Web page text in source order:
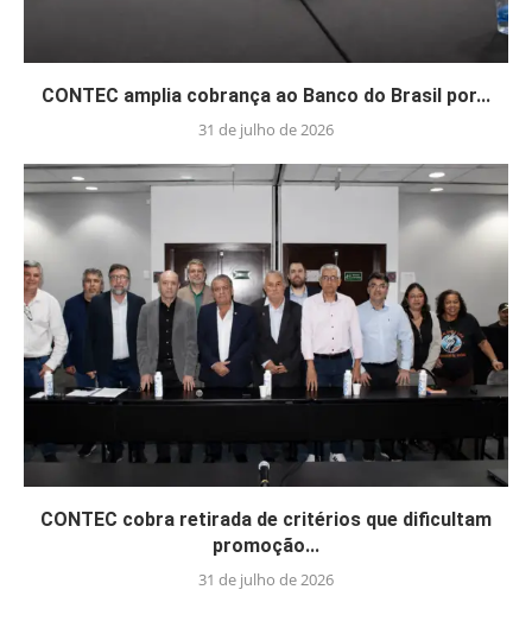
CONTEC amplia cobrança ao Banco do Brasil por...
31 de julho de 2026
CONTEC cobra retirada de critérios que dificultam
promoção...
31 de julho de 2026